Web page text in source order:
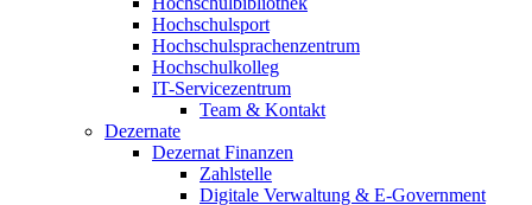
Hochschulsport
Hochschulsprachenzentrum
Hochschulkolleg
IT-Servicezentrum
Team & Kontakt
Dezernate
Dezernat Finanzen
Zahlstelle
Digitale Verwaltung & E-Government